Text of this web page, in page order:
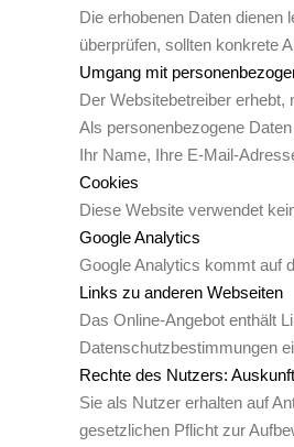
Die erhobenen Daten
überprüfen, sollten konkrete
Umgang mit
Der Websitebetreiber
Als personenbezogene
Ihr Name, Ihre E-Mail-
Cookies
Diese Website verwendet
Google Analytics
Google Analytics kommt auf
Links zu anderen Webseiten
Das Online-Angebot enthält
Datenschutzbestimmungen
Rechte des Nutzers:
Sie als Nutzer erhalten auf
gesetzlichen Pflicht zur